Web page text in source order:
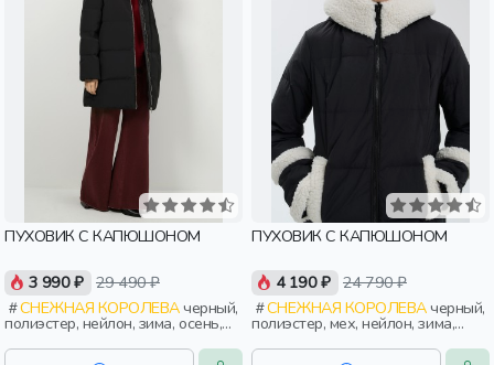
ПУХОВИК С КАПЮШОНОМ
3 990 ₽ 29 490 ₽
СНЕЖНАЯ КОРОЛЕВАчерный,
полиэстер, нейлон, зима, осень,
россия, прямые, капюшон,
застежка, утепленные, прорези,
ПУХОВИК С КАПЮШОНОМ
4 190 ₽ 24 790 ₽
СНЕЖНАЯ КОРОЛЕВАчерный,
полиэстер, мех, нейлон, зима,
осень, россия, прямые, капюшон,
застежка, утепленные, прорези,